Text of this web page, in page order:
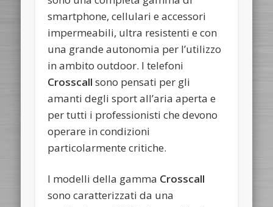
smartphone, cellulari e accessori
impermeabili, ultra resistenti e con
una grande autonomia per l’utilizzo
in ambito outdoor. I telefoni
Crosscall sono pensati per gli
amanti degli sport all’aria aperta e
per tutti i professionisti che devono
operare in condizioni
particolarmente critiche.
I modelli della gamma Crosscall
sono caratterizzati da una